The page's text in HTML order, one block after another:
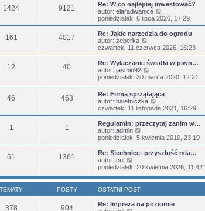
1424 9121
Re: W co najlepiej inwestować?
autor: elaradwanice
y
ś
w
e
l
n
a
j
n
o
s
z
y
o
s
t
poniedziałek, 6 lipca 2026, 17:29
161 4017
Re: Jakie narzedzia do ogrodu
autor: zeberka
y
ś
w
i
e
n
a
j
n
o
s
z
y
o
t
czwartek, 11 czerwca 2026, 16:23
12 40
Re: Wyłaczanie światła w piwn…
autor: jasmin92
y
w
i
e
t
n
j
n
o
s
z
y
o
s
poniedziałek, 30 marca 2020, 12:21
46 463
Re: Firma sprzątająca
autor: baletniczka
y
ś
w
i
e
n
a
j
n
z
czwartek, 11 listopada 2021, 16:29
1 1
Regulamin: przeczytaj zanim w…
autor: admin
y
ś
w
e
l
n
poniedziałek, 5 kwietnia 2010, 23:19
61 1361
Re: Siechnice- przyszłość mia…
autor: cut
y
w
i
t
l
poniedziałek, 20 kwietnia 2026, 11:42
TEMATY POSTY OSTATNI POST
378 904
Re: Impreza na poziomie